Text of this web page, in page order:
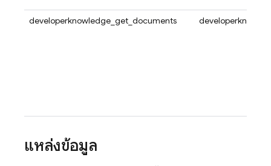
developerknowledge_get_documents
แหล่งข้อมูล